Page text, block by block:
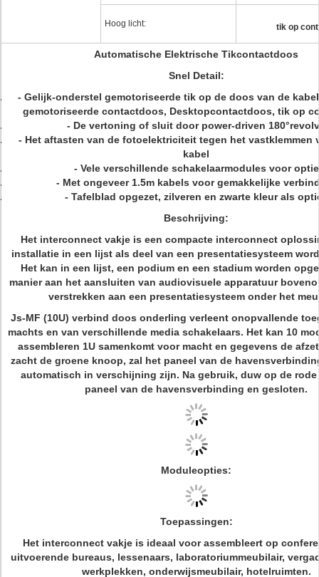
Hoog licht: tik op
Automatische Elektrische Tikcontactdoos
Snel Detail:
- Gelijk-onderstel gemotoriseerde tik op de doos van de
gemotoriseerde contactdoos, Desktopcontactdoos, tik op
- De vertoning of sluit door power-driven
- Het aftasten van de fotoelektriciteit tegen het vastklemmen
kabel
- Vele verschillende schakelaarmodules voor optie
- Met ongeveer 1.5m kabels voor gemakkelijke
- Tafelblad opgezet, zilveren en zwarte kleur als
Beschrijving:
Het interconnect vakje is een compacte interconnect
installatie in een lijst als deel van een presentatiesysteem
Het kan in een lijst, een podium en een stadium worden
manier aan het aansluiten van audiovisuele apparatuur
verstrekken aan een presentatiesysteem onder het
Js-MF (10U) verbind doos onderling verleent onopvallende
machts en van verschillende media schakelaars. Het kan 10
assembleren 1U samenkomt voor macht en gegevens de
zacht de groene knoop, zal het paneel van de
automatisch in verschijning zijn. Na gebruik, duw op de
paneel van de havensverbinding en gesloten.
Moduleopties:
Toepassingen:
Het interconnect vakje is ideaal voor assembleert op
uitvoerende bureaus, lessenaars, laboratoriummeubilair,
werkplekken, onderwijsmeubilair, hotelruimten.